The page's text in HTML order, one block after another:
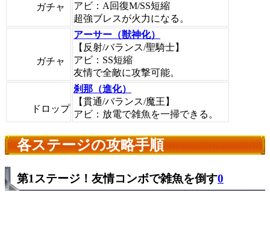
ガチャ
アビ：A回復M/SS短縮
超強ブレスが火力になる。
ガチャ
アーサー（獣神化）
【反射/バランス/聖騎士】
アビ：SS短縮
友情で全敵に攻撃可能。
ドロップ
刹那（進化）
【貫通/バランス/魔王】
アビ：放電で雑魚を一掃できる。
各ステージの攻略手順
第1ステージ！友情コンボで雑魚を倒す0